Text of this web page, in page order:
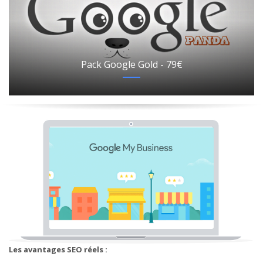
Pack Google Gold - 79€
Les avantages SEO réels :